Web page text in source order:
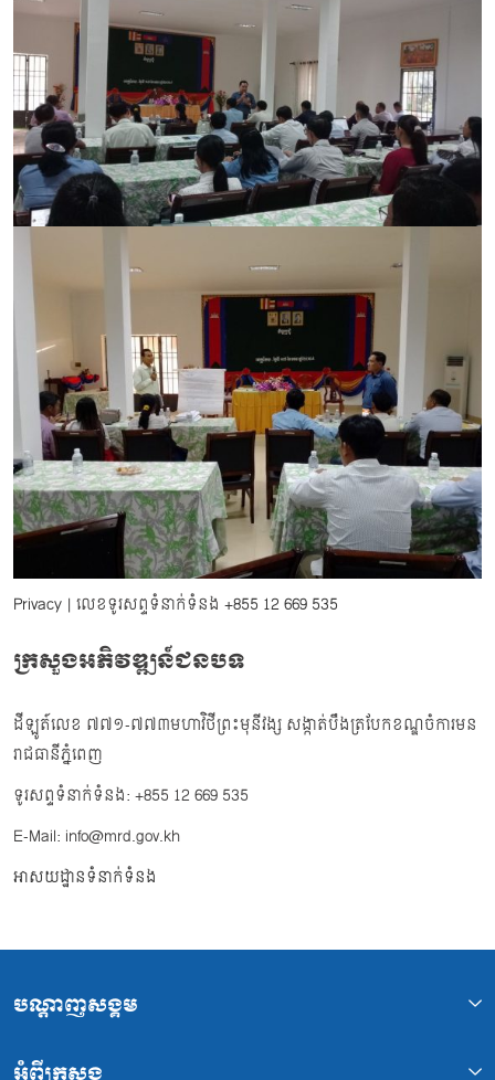
Privacy | លេខទូរសព្ទទំនាក់ទំនង +855 12 669 535
ក្រសួងអភិវឌ្ឍន៍ជនបទ
ដីឡូត៍លេខ ៧៧១-៧៧៣មហាវិថីព្រះមុនីវង្ស សង្កាត់បឹងត្របែកខណ្ឌចំការមន
រាជធានីភ្នំពេញ
ទូរសព្ទទំនាក់ទំនង: +855 12 669 535
E-Mail: info@mrd.gov.kh
អាសយដ្ឋានទំនាក់ទំនង
បណ្ដាញសង្គម